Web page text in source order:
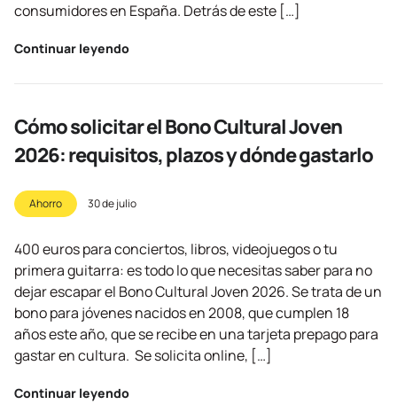
consumidores en España. Detrás de este […]
Continuar leyendo
Cómo solicitar el Bono Cultural Joven
2026: requisitos, plazos y dónde gastarlo
Ahorro 30 de julio
400 euros para conciertos, libros, videojuegos o tu
primera guitarra: es todo lo que necesitas saber para no
dejar escapar el Bono Cultural Joven 2026. Se trata de un
bono para jóvenes nacidos en 2008, que cumplen 18
años este año, que se recibe en una tarjeta prepago para
gastar en cultura. Se solicita online, […]
Continuar leyendo